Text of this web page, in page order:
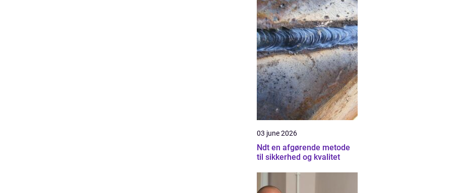
03 june 2026
Ndt en afgørende metode
til sikkerhed og kvalitet